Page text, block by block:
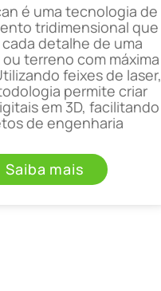
é uma tecnologia de
tridimensional que
detalhe de uma
terreno com máxima
feixes de laser,
permite criar
em 3D, facilitando
de engenharia
Saiba mais